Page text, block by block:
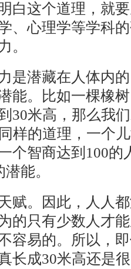
白这个道理，就
、心理学等学科
。
潜藏在人体内的
能。比如一棵橡
30米高，那么我
样的道理，一个
个智商达到100的
能。
。因此，人人都
的只有少数人才
容易的。所以，
长成30米高还是